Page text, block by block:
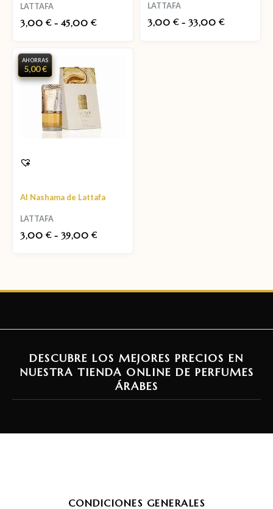
LATTAFA
3,00 € - 45,00 €
LATTAFA
3,00 € - 33,00 €
AHORRAS
5,00 €
Al Nashama de Lattafa
LATTAFA
3,00 € - 39,00 €
DESCUBRE LOS MEJORES PRECIOS EN
NUESTRA TIENDA ONLINE DE PERFUMES
ÁRABES
CONDICIONES GENERALES